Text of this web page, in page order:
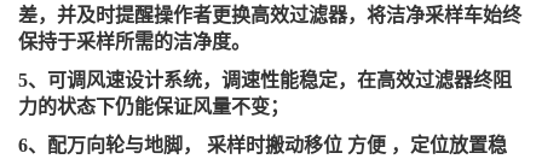
差，并及时提醒操作者更换高效过滤器，将洁净采样车始终
保持于采样所需的洁净度。
5、可调风速设计系统，调速性能稳定，在高效过滤器终阻
力的状态下仍能保证风量不变；
6、配万向轮与地脚， 采样时搬动移位 方便 ，定位放置稳